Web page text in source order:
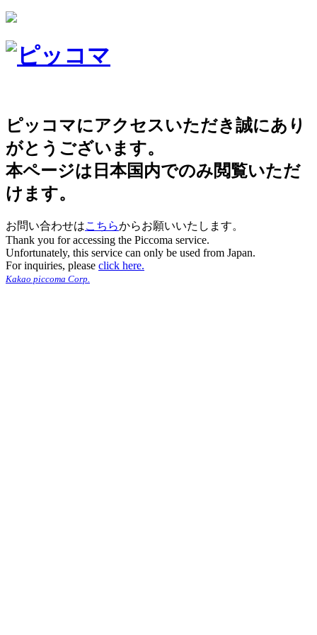
ピッコマにアクセスいただき誠にあり
がとうございます。
本ページは日本国内でのみ閲覧いただ
けます。
お問い合わせはこちらからお願いいたします。
Thank you for accessing the Piccoma service.
Unfortunately, this service can only be used from Japan.
For inquiries, please click here.
Kakao piccoma Corp.